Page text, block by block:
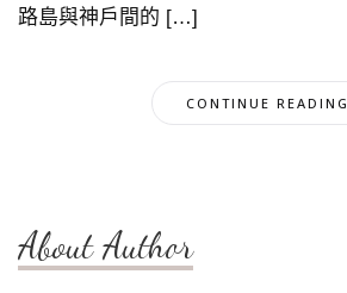
路島與神戶間的 […]
CONTINUE READING
About Author